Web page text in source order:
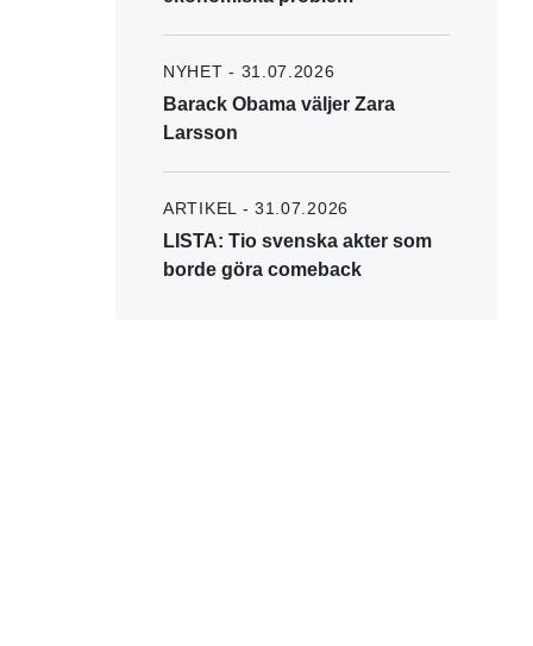
NYHET - 31.07.2026
Barack Obama väljer Zara
Larsson
ARTIKEL - 31.07.2026
LISTA: Tio svenska akter som
borde göra comeback